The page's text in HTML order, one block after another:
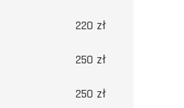
220 zł
250 zł
250 zł